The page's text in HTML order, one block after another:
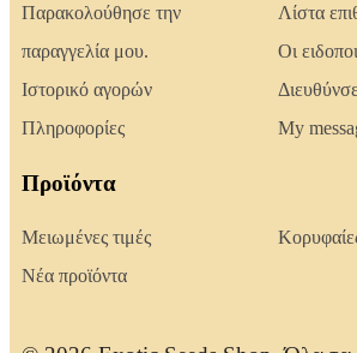
Παρακολούθησε την
παραγγελία μου.
Ιστορικό αγορών
Πληροφορίες
Λίστα
Οι
My
Προϊόντα
Μειωμένες τιμές
Νέα προϊόντα